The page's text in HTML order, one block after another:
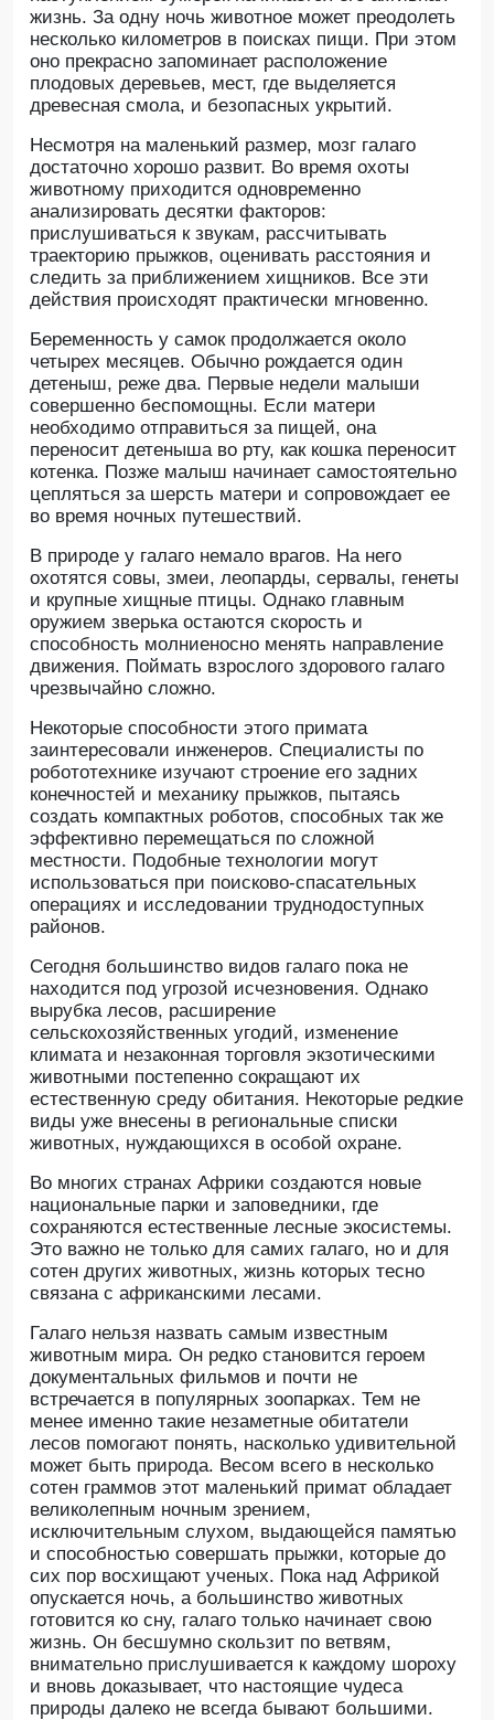
жизнь. За одну ночь животное может преодолеть
несколько километров в поисках пищи. При этом
оно прекрасно запоминает расположение
плодовых деревьев, мест, где выделяется
древесная смола, и безопасных укрытий.
Несмотря на маленький размер, мозг галаго
достаточно хорошо развит. Во время охоты
животному приходится одновременно
анализировать десятки факторов:
прислушиваться к звукам, рассчитывать
траекторию прыжков, оценивать расстояния и
следить за приближением хищников. Все эти
действия происходят практически мгновенно.
Беременность у самок продолжается около
четырех месяцев. Обычно рождается один
детеныш, реже два. Первые недели малыши
совершенно беспомощны. Если матери
необходимо отправиться за пищей, она
переносит детеныша во рту, как кошка переносит
котенка. Позже малыш начинает самостоятельно
цепляться за шерсть матери и сопровождает ее
во время ночных путешествий.
В природе у галаго немало врагов. На него
охотятся совы, змеи, леопарды, сервалы, генеты
и крупные хищные птицы. Однако главным
оружием зверька остаются скорость и
способность молниеносно менять направление
движения. Поймать взрослого здорового галаго
чрезвычайно сложно.
Некоторые способности этого примата
заинтересовали инженеров. Специалисты по
робототехнике изучают строение его задних
конечностей и механику прыжков, пытаясь
создать компактных роботов, способных так же
эффективно перемещаться по сложной
местности. Подобные технологии могут
использоваться при поисково-спасательных
операциях и исследовании труднодоступных
районов.
Сегодня большинство видов галаго пока не
находится под угрозой исчезновения. Однако
вырубка лесов, расширение
сельскохозяйственных угодий, изменение
климата и незаконная торговля экзотическими
животными постепенно сокращают их
естественную среду обитания. Некоторые редкие
виды уже внесены в региональные списки
животных, нуждающихся в особой охране.
Во многих странах Африки создаются новые
национальные парки и заповедники, где
сохраняются естественные лесные экосистемы.
Это важно не только для самих галаго, но и для
сотен других животных, жизнь которых тесно
связана с африканскими лесами.
Галаго нельзя назвать самым известным
животным мира. Он редко становится героем
документальных фильмов и почти не
встречается в популярных зоопарках. Тем не
менее именно такие незаметные обитатели
лесов помогают понять, насколько удивительной
может быть природа. Весом всего в несколько
сотен граммов этот маленький примат обладает
великолепным ночным зрением,
исключительным слухом, выдающейся памятью
и способностью совершать прыжки, которые до
сих пор восхищают ученых. Пока над Африкой
опускается ночь, а большинство животных
готовится ко сну, галаго только начинает свою
жизнь. Он бесшумно скользит по ветвям,
внимательно прислушивается к каждому шороху
и вновь доказывает, что настоящие чудеса
природы далеко не всегда бывают большими.